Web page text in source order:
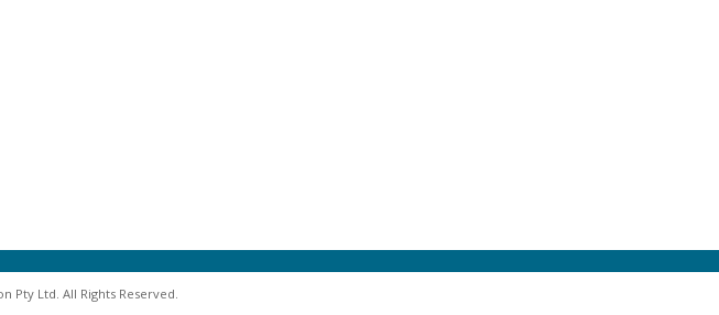
Pty Ltd. All Rights Reserved.